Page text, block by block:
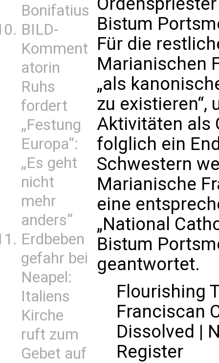
Bonifatius
BILD-
Komment
atorin
Ruhs
fordert
„Festung
Europa“:
„Es geht
nicht
mehr
anders“
Erdbeben
gefahr bei
Neapel:
Italiens
Kirche
ruft zum
Gebet auf
Bistum
Für die
Marianischen
„als
zu existieren“,
Aktivitäten als
folglich ein
Schwestern
Marianische
eine
„National
Bistum
geantwortet.
Flourishing
Franciscan
Dissolved |
Register